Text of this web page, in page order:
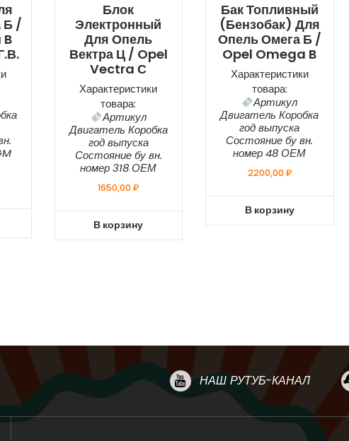
Б /
Блок
Электронный
Для Опель
Вектра Ц / Opel
Vectra С
Характеристики
товара:
Артикул
Двигатель Коробка
год выпуска
Состояние бу вн.
номер 318 ОЕМ
1650,00₽
В корзину
Бак Топливный
(бензобак) Для
Опель Омега Б /
Opel Omega B
Характеристики
товара:
Артикул
Двигатель Коробка
год выпуска
Состояние бу вн.
номер 48 ОЕМ
2200,00₽
В корзину
НАШ РУТУБ-КАНАЛ